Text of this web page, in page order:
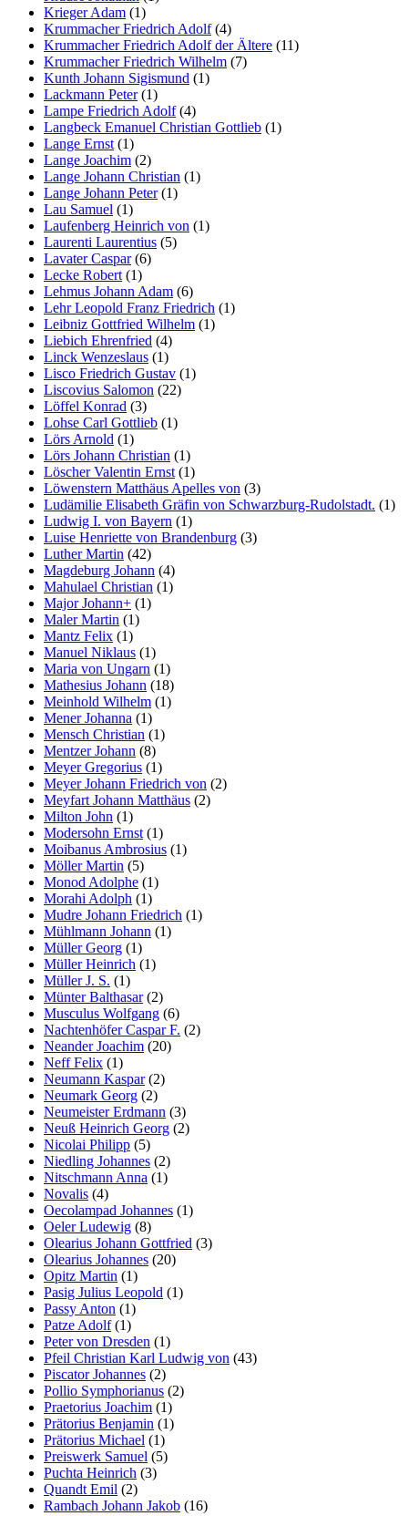
Krieger Adam (1)
Krummacher Friedrich Adolf(4)
Krummacher Friedrich Adolf der Ältere (11)
Krummacher Friedrich Wilhelm (7)
Kunth Johann Sigismund (1)
Lackmann Peter(1)
Lampe Friedrich Adolf(4)
Langbeck Emanuel Christian Gottlieb (1)
Lange Ernst (1)
Lange Joachim (2)
Lange Johann Christian (1)
Lange Johann Peter(1)
Lau Samuel (1)
Laufenberg Heinrich von (1)
Laurenti Laurentius (5)
Lavater Caspar(6)
Lecke Robert (1)
Lehmus Johann Adam (6)
Lehr Leopold Franz Friedrich (1)
Leibniz Gottfried Wilhelm (1)
Liebich Ehrenfried (4)
Linck Wenzeslaus (1)
Lisco Friedrich Gustav (1)
Liscovius Salomon (22)
Löffel Konrad (3)
Lohse Carl Gottlieb (1)
Lörs Arnold (1)
Lörs Johann Christian (1)
Löscher Valentin Ernst (1)
Löwenstern Matthäus Apelles von (3)
Ludämilie Elisabeth Gräfin von Schwarzburg-Rudolstadt. (1)
Ludwig I. von Bayern (1)
Luise Henriette von Brandenburg (3)
Luther Martin (42)
Magdeburg Johann (4)
Mahulael Christian (1)
Major Johann+ (1)
Maler Martin (1)
Mantz Felix (1)
Manuel Niklaus (1)
Maria von Ungarn (1)
Mathesius Johann (18)
Meinhold Wilhelm (1)
Mener Johanna (1)
Mensch Christian (1)
Mentzer Johann (8)
Meyer Gregorius (1)
Meyer Johann Friedrich von (2)
Meyfart Johann Matthäus (2)
Milton John (1)
Modersohn Ernst (1)
Moibanus Ambrosius (1)
Möller Martin (5)
Monod Adolphe (1)
Morahi Adolph (1)
Mudre Johann Friedrich (1)
Mühlmann Johann (1)
Müller Georg (1)
Müller Heinrich (1)
Müller J. S. (1)
Münter Balthasar(2)
Musculus Wolfgang (6)
Nachtenhöfer Caspar F. (2)
Neander Joachim (20)
Neff Felix (1)
Neumann Kaspar(2)
Neumark Georg (2)
Neumeister Erdmann (3)
Neuß Heinrich Georg (2)
Nicolai Philipp (5)
Niedling Johannes (2)
Nitschmann Anna (1)
Novalis (4)
Oecolampad Johannes (1)
Oeler Ludewig (8)
Olearius Johann Gottfried (3)
Olearius Johannes (20)
Opitz Martin (1)
Pasig Julius Leopold (1)
Passy Anton (1)
Patze Adolf(1)
Peter von Dresden (1)
Pfeil Christian Karl Ludwig von (43)
Piscator Johannes (2)
Pollio Symphorianus (2)
Praetorius Joachim (1)
Prätorius Benjamin (1)
Prätorius Michael (1)
Preiswerk Samuel (5)
Puchta Heinrich (3)
Quandt Emil (2)
Rambach Johann Jakob (16)